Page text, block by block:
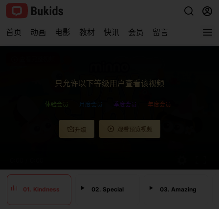
首页 动画 电影 教材 快讯 会员 留言
只允许以下等级用户查看该视频
体验会员 月度会员 季度会员 年度会员
升级 观看预览视频
01. Kindness 02. Special 03. Amazing